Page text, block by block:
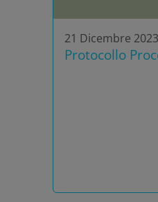
21 Dicembre 2023
Protocollo